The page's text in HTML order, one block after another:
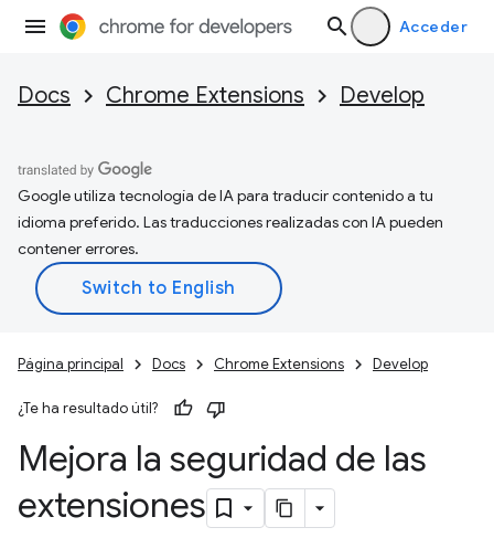
Acceder
Docs Chrome Extensions Develop
Google utiliza tecnología de IA para traducir contenido a tu
idioma preferido. Las traducciones realizadas con IA pueden
contener errores.
Página principal Docs Chrome Extensions Develop
¿Te ha resultado útil?
Mejora la seguridad de las
extensiones